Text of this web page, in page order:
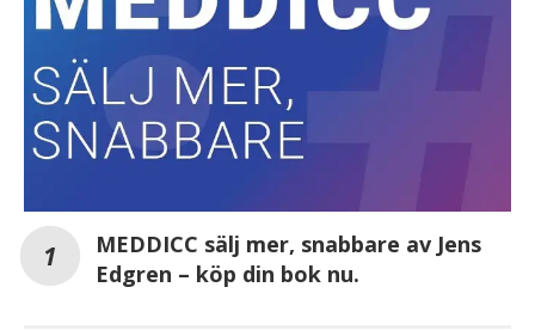
MEDDICC sälj mer, snabbare av Jens
Edgren – köp din bok nu.